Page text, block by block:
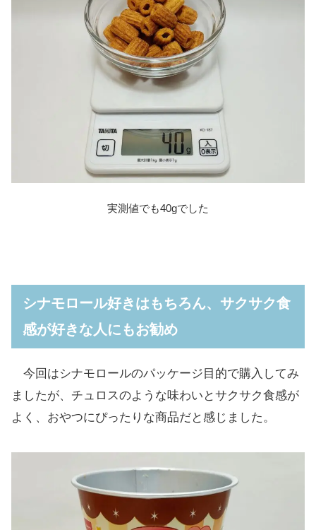
実測値でも40gでした
シナモロール好きはもちろん、サクサク食
感が好きな人にもお勧め
今回はシナモロールのパッケージ目的で購入してみ
ましたが、チュロスのような味わいとサクサク食感が
よく、おやつにぴったりな商品だと感じました。